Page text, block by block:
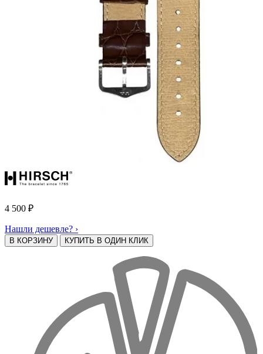
4 500 ₽
Нашли дешевле? ›
В КОРЗИНУ КУПИТЬ В ОДИН КЛИК